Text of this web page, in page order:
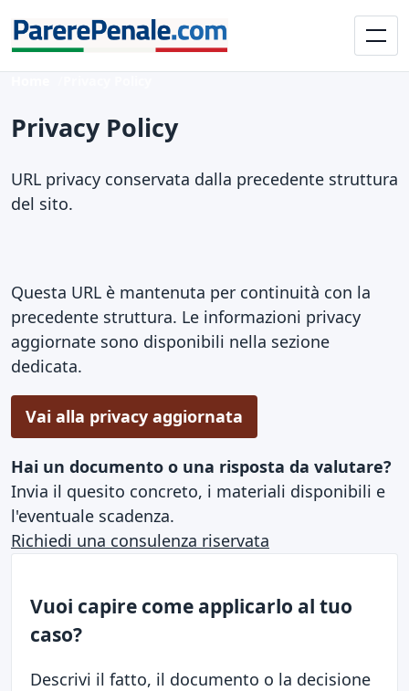
Privacy Policy
URL privacy conservata dalla precedente struttura
del sito.
Questa URL è mantenuta per continuità con la
precedente struttura. Le informazioni privacy
aggiornate sono disponibili nella sezione
dedicata.
Vai alla privacy aggiornata
Hai un documento o una risposta da valutare?
Invia il quesito concreto, i materiali disponibili e
l'eventuale scadenza.
Richiedi una consulenza riservata
Vuoi capire come applicarlo al tuo
caso?
Descrivi il fatto, il documento o la decisione